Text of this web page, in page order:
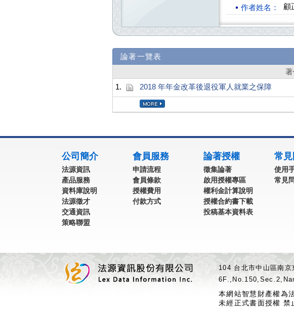
作者姓名： 顧
論著一覽表
1.
2018 年年金改革後退役軍人就業之保障
公司簡介
法源資訊
產品服務
資料庫說明
法源徵才
交通資訊
策略聯盟
會員服務
申請流程
會員條款
授權費用
付款方式
論著授權
徵集論著
啟用授權專區
權利金計算說明
授權合約書下載
投稿基本資料表
常
使用
常見
104 台北市中山區南
本網站智慧財產權為
未經正式書面授權 禁